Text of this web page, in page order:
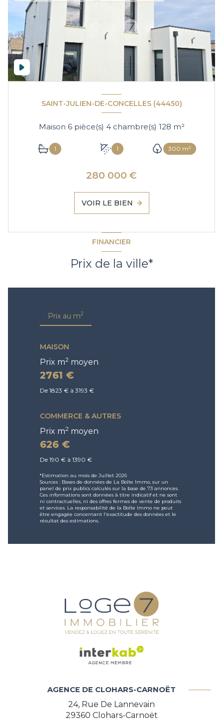
SAINT-JULIEN-DE-CONCELLES (44450)
Maison 6 pièce(s) 4 chambre(s) 128 m²
1 1 300 m²
280 000 €
VOIR LE BIEN
FINANCIER
Prix de la ville*
Prix au m2
MAISON
Prix m2 moyen
2761 €
De 1823 € à 3193 €
COMMERCE & AUTRES
Prix m2 moyen
626 €
De 190 € à 1390 €
*Estimation au mois de Juillet 2026
Sources : Bases de données de La Boîte Immo, sur un
panel de prix publics calculés sur la base de 73 annonces.
Ces informations sont données à titre indicatif et ne sont
ni contractuelles, ni des offres fermes de vente de produits
et services. La responsabilité de la Boîte Immo ne peut
être engagée concernant l'exactitude des données et le
résultat des estimations.
AGENCE DE CLOHARS-CARNOËT
24, Rue De Lannevain
29360 Clohars-Carnoët